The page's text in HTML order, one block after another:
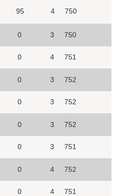
95 4 750
0 3 750
0 4 751
0 3 752
0 3 752
0 3 752
0 3 751
0 4 752
0 4 751